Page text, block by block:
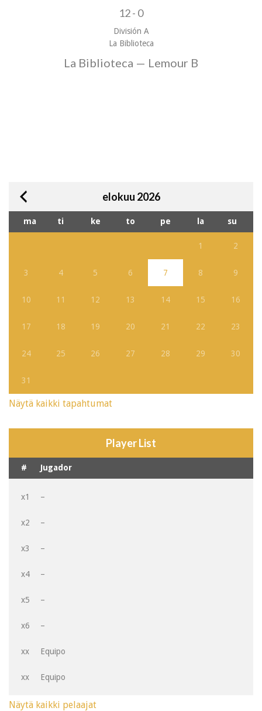
12- 0
División A
La Biblioteca
La Biblioteca — Lemour B
elokuu 2026
ma ti ke to pe la su
1 2
3 4 5 6 7 8 9
10 11 12 13 14 15 16
17 18 19 20 21 22 23
24 25 26 27 28 29 30
31
Näytä kaikki tapahtumat
Player List
# Jugador
x1 –
x2 –
x3 –
x4 –
x5 –
x6 –
xx Equipo
xx Equipo
Näytä kaikki pelaajat